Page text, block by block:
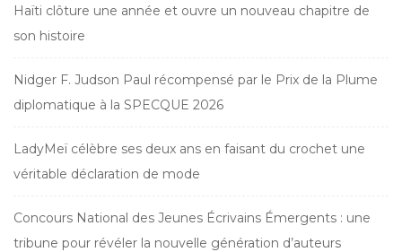
Haïti clôture une année et ouvre un nouveau chapitre de
son histoire
Nidger F. Judson Paul récompensé par le Prix de la Plume
diplomatique à la SPECQUE 2026
LadyMeï célèbre ses deux ans en faisant du crochet une
véritable déclaration de mode
Concours National des Jeunes Écrivains Émergents : une
tribune pour révéler la nouvelle génération d’auteurs